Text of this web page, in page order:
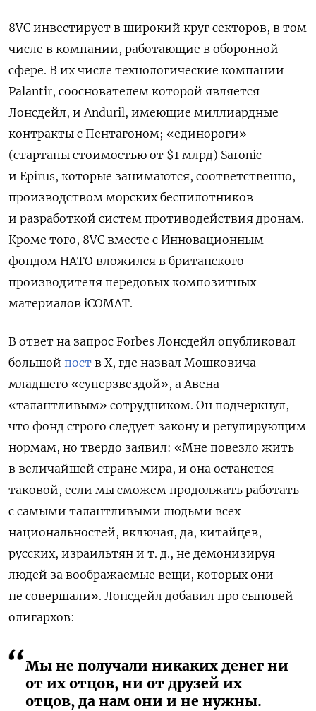
8VC инвестирует в широкий круг секторов, в том
числе в компании, работающие в оборонной
сфере. В их числе технологические компании
Palantir, сооснователем которой является
Лонсдейл, и Anduril, имеющие миллиардные
контракты с Пентагоном; «единороги»
(стартапы стоимостью от $1 млрд) Saronic
и Epirus, которые занимаются, соответственно,
производством морских беспилотников
и разработкой систем противодействия дронам.
Кроме того, 8VC вместе с Инновационным
фондом НАТО вложился в британского
производителя передовых композитных
материалов iCOMAT.
В ответ на запрос Forbes Лонсдейл опубликовал
большой пост в Х, где назвал Мошковича-
младшего «суперзвездой», а Авена
«талантливым» сотрудником. Он подчеркнул,
что фонд строго следует закону и регулирующим
нормам, но твердо заявил: «Мне повезло жить
в величайшей стране мира, и она останется
таковой, если мы сможем продолжать работать
с самыми талантливыми людьми всех
национальностей, включая, да, китайцев,
русских, израильтян и т. д., не демонизируя
людей за воображаемые вещи, которых они
не совершали». Лонсдейл добавил про сыновей
олигархов:
Мы не получали никаких денег ни
от их отцов, ни от друзей их
отцов, да нам они и не нужны.